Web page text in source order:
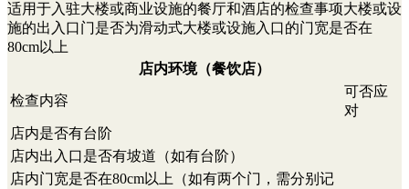
适用于入驻大楼或商业设施的餐厅和酒店的检查事项大楼或设
施的出入口门是否为滑动式大楼或设施入口的门宽是否在
80cm以上
店内环境（餐饮店）
检查内容
可否应
对
店内是否有台阶
店内出入口是否有坡道（如有台阶）
店内门宽是否在80cm以上（如有两个门，需分别记